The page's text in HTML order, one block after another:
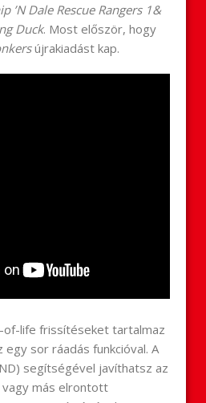
’N Dale Rescue Rangers 1&
Duck. Most először, hogy
újrakiadást kap.
of-life frissítéseket tartalmaz
sor ráadás funkcióval. A
segítségével javíthatsz az
más elrontott